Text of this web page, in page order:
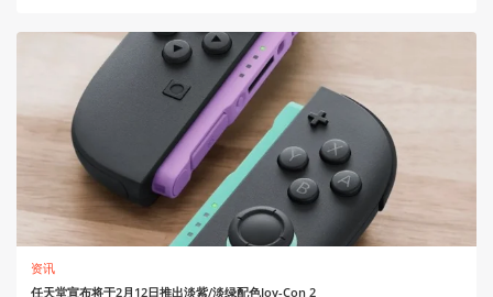
资讯
任天堂宣布将于2月12日推出淡紫/淡绿配色Joy-Con 2